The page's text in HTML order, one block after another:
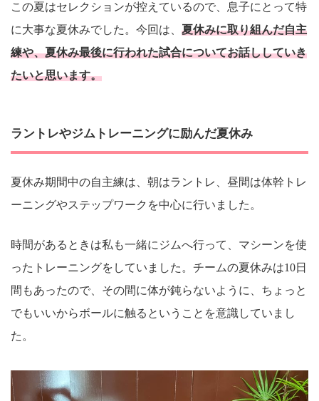
この夏はセレクションが控えているので、息子にとって特
に大事な夏休みでした。今回は、 夏休みに取り組んだ自主
練や、夏休み最後に行われた試合についてお話ししていき
たいと思います。
ラントレやジムトレーニングに励んだ夏休み
夏休み期間中の自主練は、朝はラントレ、昼間は体幹トレ
ーニングやステップワークを中心に行いました。
時間があるときは私も一緒にジムへ行って、マシーンを使
ったトレーニングをしていました。チームの夏休みは10日
間もあったので、その間に体が鈍らないように、ちょっと
でもいいからボールに触るということを意識していまし
た。